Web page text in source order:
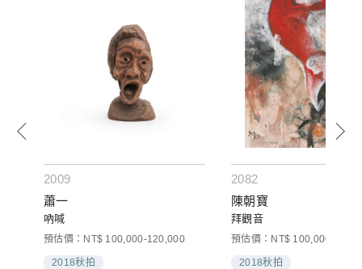
2009
蕭一
吶喊
預估價：NT$ 100,000-120,000
2018秋拍
2082
陳朝寶
拜觀音
預估價：NT$ 100,000-
2018秋拍